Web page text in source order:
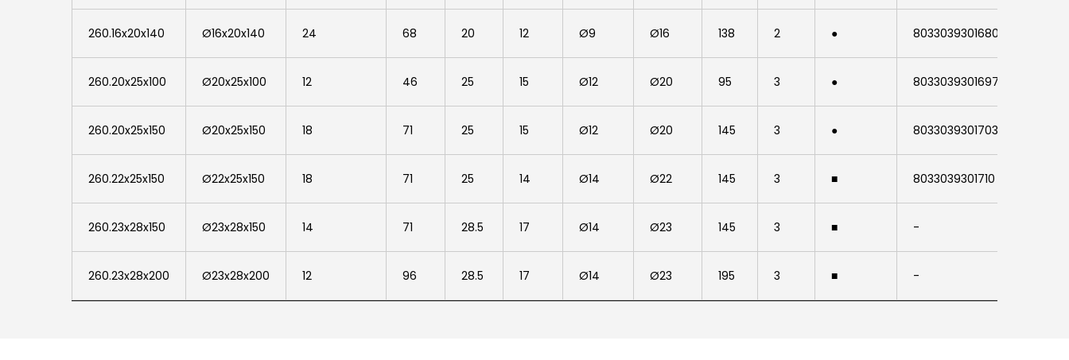
260.16x20x140 Ø16x20x140 24 68 20 12 Ø9 Ø16 138 2 ● 8033039301680
260.20x25x100 Ø20x25x100 12 46 25 15 Ø12 Ø20 95 3 ● 8033039301697
260.20x25x150 Ø20x25x150 18 71 25 15 Ø12 Ø20 145 3 ● 8033039301703
260.22x25x150 Ø22x25x150 18 71 25 14 Ø14 Ø22 145 3 ■ 8033039301710
260.23x28x150 Ø23x28x150 14 71 28.5 17 Ø14 Ø23 145 3 ■ -
260.23x28x200 Ø23x28x200 12 96 28.5 17 Ø14 Ø23 195 3 ■ -
260.16x20x140
260.20x25x100
260.20x25x150
260.22x25x150
260.23x28x150
260.23x28x200
Contatti